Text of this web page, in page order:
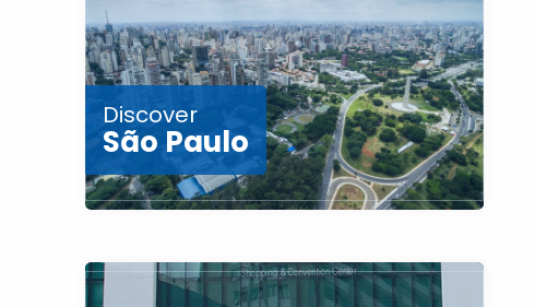
Discover
São Paulo